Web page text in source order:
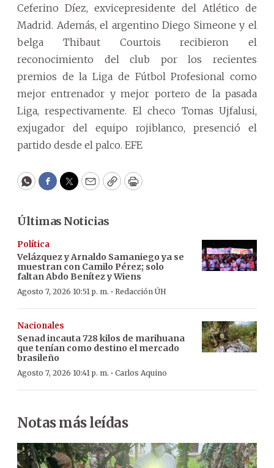
Ceferino Díez, exvicepresidente del Atlético de
Madrid. Además, el argentino Diego Simeone y el
belga Thibaut Courtois recibieron el
reconocimiento del club por los recientes
premios de la Liga de Fútbol Profesional como
mejor entrenador y mejor portero de la pasada
Liga, respectivamente. El checo Tomas Ujfalusi,
exjugador del equipo rojiblanco, presenció el
partido desde el palco. EFE
WhatsApp
Facebook
Twitter
EmailCopyPrint
Últimas Noticias
Política
Velázquez y Arnaldo Samaniego ya se
muestran con Camilo Pérez; solo
faltan Abdo Benítez y Wiens
Agosto 7, 2026 10:51 p. m. · Redacción ÚH
Nacionales
Senad incauta 728 kilos de marihuana
que tenían como destino el mercado
brasileño
Agosto 7, 2026 10:41 p. m. · Carlos Aquino
Notas más leídas